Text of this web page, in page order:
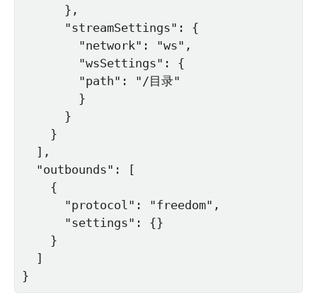
      },
      "streamSettings": {
        "network": "ws",
        "wsSettings": {
        "path": "/目录"
        }
      }
    }
  ],
  "outbounds": [
    {
      "protocol": "freedom",
      "settings": {}
    }
  ]
}